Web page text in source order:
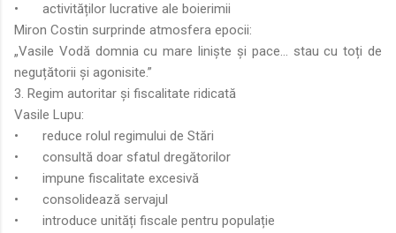
•
activităților lucrative ale boierimii
Miron Costin surprinde atmosfera epocii:
„Vasile Vodă domnia cu mare liniște și pace… stau cu toți de
neguțătorii și agonisite.”
3. Regim autoritar și fiscalitate ridicată
Vasile Lupu:
•
reduce rolul regimului de Stări
•
consultă doar sfatul dregătorilor
•
impune fiscalitate excesivă
•
consolidează servajul
•
introduce unități fiscale pentru populație